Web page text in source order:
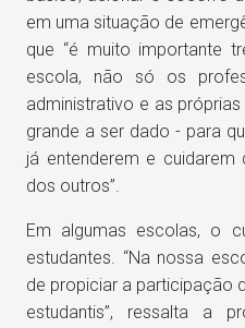
em uma situação de
que “é muito importante
escola, não só os
administrativo e as
grande a ser dado - para
já entenderem e
dos outros”.
Em algumas escolas, o
estudantes. “Na nossa
de propiciar a participação
estudantis”, ressalta a